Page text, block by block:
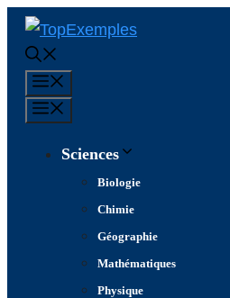
Aller
contenu
Sciences
Biologie
Chimie
Géographie
Mathématiques
Physique